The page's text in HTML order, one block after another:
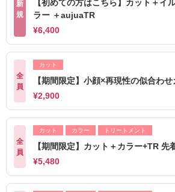
新
規
【初めての方はこちら】カット＋イ
ラー ＋aujuaTR
¥6,400
全
員
カット
【期間限定】小顔×再現性の似合わせ
¥2,900
全
員
カット カラー トリートメント
【期間限定】カット＋カラー+TR 先
¥5,480